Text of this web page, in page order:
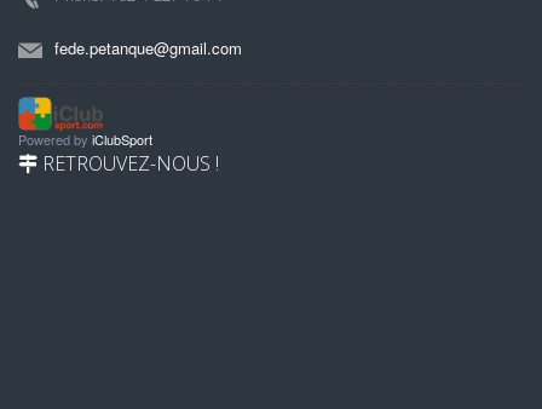
fede.petanque@gmail.com
Powered by iClubSport
RETROUVEZ-NOUS !